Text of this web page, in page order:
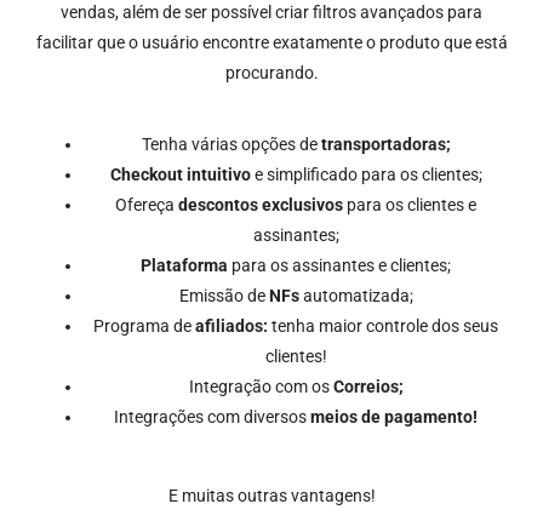
vendas, além de ser possível criar filtros avançados para
facilitar que o usuário encontre exatamente o produto que está
procurando.
Tenha várias opções detransportadoras;
Checkout intuitivoe simplificado para os clientes;
Ofereça descontos exclusivos para os clientes e
assinantes;
Plataforma para os assinantes e clientes;
Emissão deNFsautomatizada;
Programa deafiliados: tenha maior controle dos seus
clientes!
Integração com osCorreios;
Integrações com diversosmeios de pagamento!
E muitas outras vantagens!